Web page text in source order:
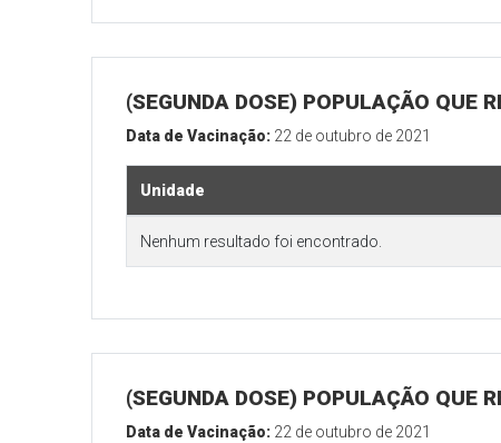
(SEGUNDA DOSE) POPULAÇÃO QUE
Data de Vacinação: 22 de outubro de 2021
Unidade
Nenhum resultado foi encontrado.
(SEGUNDA DOSE) POPULAÇÃO QUE
Data de Vacinação: 22 de outubro de 2021